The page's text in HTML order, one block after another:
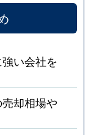
い会社を
却相場や